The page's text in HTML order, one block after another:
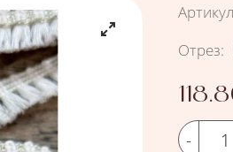
Артикул
Отрез:
Цена
Кол-во